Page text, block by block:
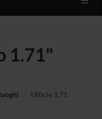
1.71"
Ufficio 1.71